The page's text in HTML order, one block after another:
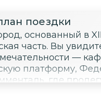
поездки
основанный в
часть. Вы
—
платформу,
где